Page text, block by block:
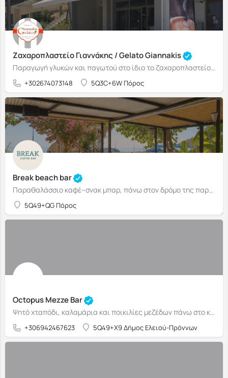
Ζαχαροπλαστείο Γιαννάκης / Gelato Giannakis
Παραγωγή γλυκών και παγωτού στο ίδιο το ζαχαροπλαστείο, με έμφαση στα φρέσκα προϊόντα.
+302674073148 5Q3C+6W Πόρος
Break beach bar
Παραθαλάσσιο καφέ–σνακ μπαρ, πάνω στον δρόμο της παραλίας Ράγια.
5Q49+QG Πόρος
Octopus Mezze Bar
Ψητό χταπόδι, καλαμάρια και ποικιλίες μεζέδων πάνω στο κύμα.
+306942467623 5Q49+X9 Δήμος Ελειού-Πρόννων